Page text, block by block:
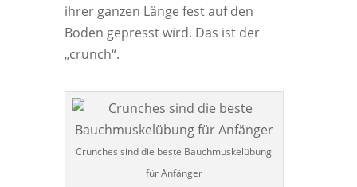
ihrer ganzen Länge fest auf den
Boden gepresst wird. Das ist der
„crunch“.
Crunches sind die beste Bauchmuskelübung
für Anfänger